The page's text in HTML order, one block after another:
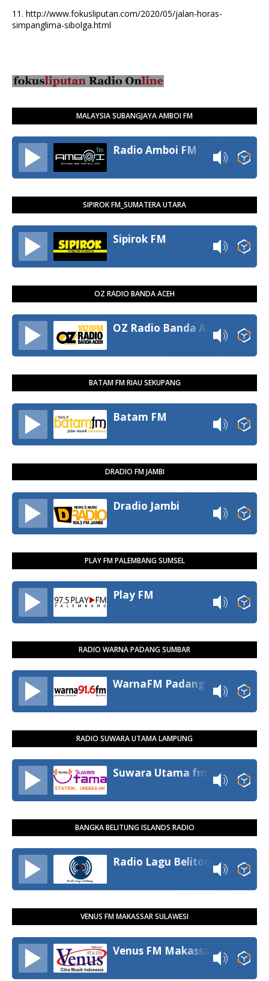
11. http://www.fokusliputan.com/2020/05/jalan-horas-
simpanglima-sibolga.html
MALAYSIA SUBANGJAYA AMBOI FM
Radio Amboi FM
SIPIROK FM_SUMATERA UTARA
Sipirok FM
OZ RADIO BANDA ACEH
BATAM FM RIAU SEKUPANG
Batam FM
DRADIO FM JAMBI
Dradio Jambi
PLAY FM PALEMBANG SUMSEL
Play FM
RADIO WARNA PADANG SUMBAR
WarnaFM Padang
RADIO SUWARA UTAMA LAMPUNG
Suwara Utama fm
BANGKA BELITUNG ISLANDS RADIO
Radio Lagu Belitong
VENUS FM MAKASSAR SULAWESI
Venus FM Makassar